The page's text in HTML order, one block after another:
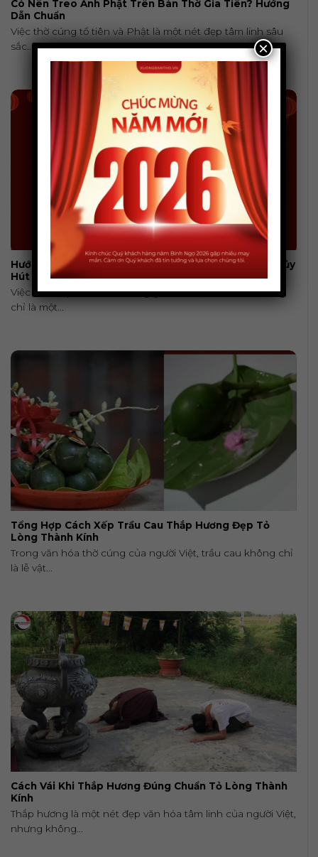
Có Nên Treo Ảnh Phật Trên Bàn Thờ Gia Tiên? Hướng
Dẫn Chuẩn
Việc thờ cúng tổ tiên và Phật là một nét đẹp tâm linh sâu
sắc...
Hướng Dẫn 5 Bước Bao Sái Ban Thờ Chuẩn Phong Thủy
Hút Tài Lộc
Việc dọn dẹp, lau chùi không gian thờ tự cuối năm không
chỉ là một...
Tổng Hợp Cách Xếp Trầu Cau Thắp Hương Đẹp Tỏ
Lòng Thành Kính
Trong văn hóa thờ cúng của người Việt, trầu cau không chỉ
là lễ vật...
Cách Vái Khi Thắp Hương Đúng Chuẩn Tỏ Lòng Thành
Kính
Thắp hương là một nét đẹp văn hóa tâm linh của người Việt,
nhưng không...
×